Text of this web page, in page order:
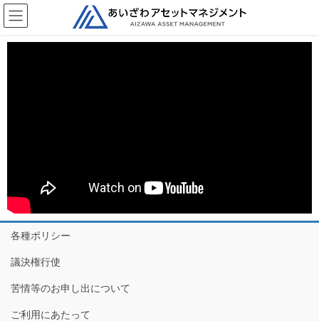
各種ポリシー
議決権行使
苦情等のお申し出について
ご利用にあたって